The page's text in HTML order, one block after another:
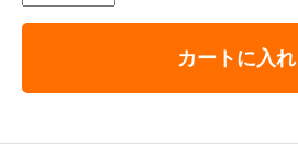
カートに入